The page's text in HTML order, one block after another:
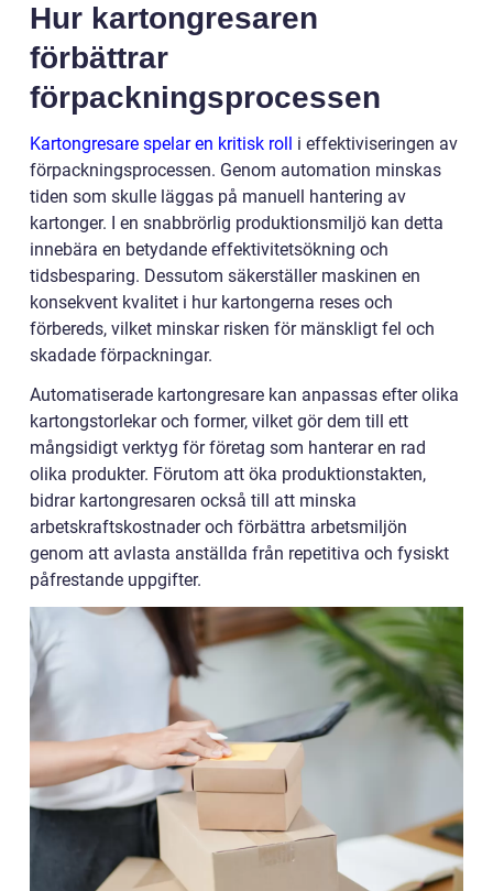
Hur kartongresaren
förbättrar
förpackningsprocessen
Kartongresare spelar en kritisk roll
i effektiviseringen av
förpackningsprocessen. Genom automation minskas
tiden som skulle läggas på manuell hantering av
kartonger. I en snabbrörlig produktionsmiljö kan detta
innebära en betydande effektivitetsökning och
tidsbesparing. Dessutom säkerställer maskinen en
konsekvent kvalitet i hur kartongerna reses och
förbereds, vilket minskar risken för mänskligt fel och
skadade förpackningar.
Automatiserade kartongresare kan anpassas efter olika
kartongstorlekar och former, vilket gör dem till ett
mångsidigt verktyg för företag som hanterar en rad
olika produkter. Förutom att öka produktionstakten,
bidrar kartongresaren också till att minska
arbetskraftskostnader och förbättra arbetsmiljön
genom att avlasta anställda från repetitiva och fysiskt
påfrestande uppgifter.